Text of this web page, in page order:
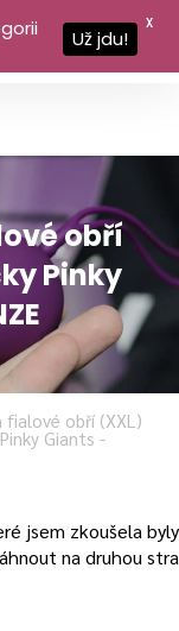
obří
Pinky
fialové obří (XXL)
Giants -
jsem zkoušela
na druhou
Už jdu!
X